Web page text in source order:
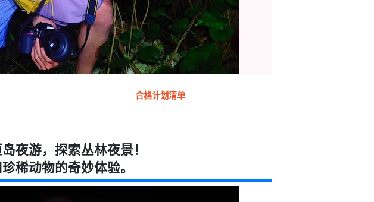
合格计划清单
夜游，探索丛林夜景！
稀动物的奇妙体验。